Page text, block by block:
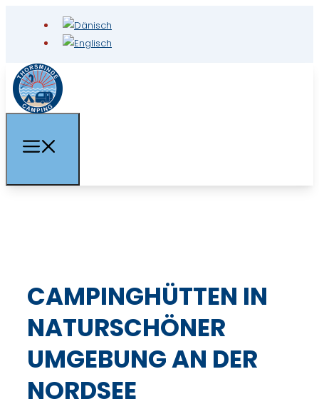
CAMPINGHÜTTEN IN
NATURSCHÖNER
UMGEBUNG AN DER
NORDSEE